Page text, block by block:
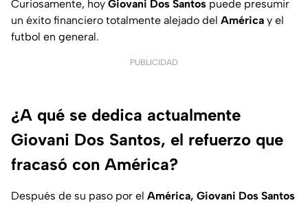
Curiosamente, hoy Giovani Dos Santos puede presumir
un éxito financiero totalmente alejado del América y el
futbol en general.
PUBLICIDAD
¿A qué se dedica actualmente
Giovani Dos Santos, el refuerzo que
fracasó con América?
Después de su paso por el América, Giovani Dos Santos